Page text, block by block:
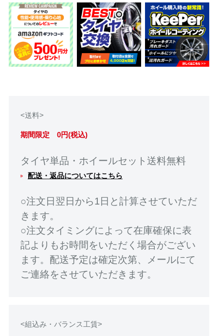
<送料>
期間限定 0円(税込)
タイヤ単品・ホイールセット送料無料
配送・返品についてはこちら
○注文日翌日から1日と計算させていただ
きます。
○注文タイミングによって在庫確保に表
記よりもお時間をいただく場合がござい
ます。配送予定は確定次第、メールにて
ご連絡をさせていただきます。
<組込み・バランス工賃>